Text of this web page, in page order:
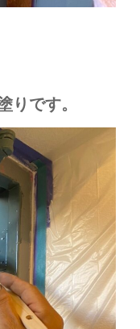
りです。